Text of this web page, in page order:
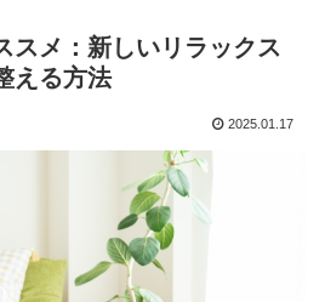
スメ：新しいリラックス
える方法
2025.01.17